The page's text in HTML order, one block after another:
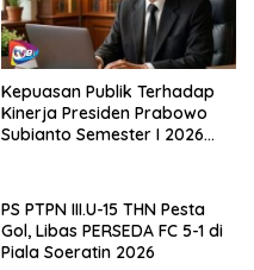
Kepuasan Publik Terhadap
Kinerja Presiden Prabowo
Subianto Semester I 2026
PS PTPN III.U-15 THN Pesta
Gol, Libas PERSEDA FC 5-1 di
Piala Soeratin 2026